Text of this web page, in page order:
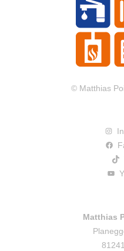
© Matthias
Matthias